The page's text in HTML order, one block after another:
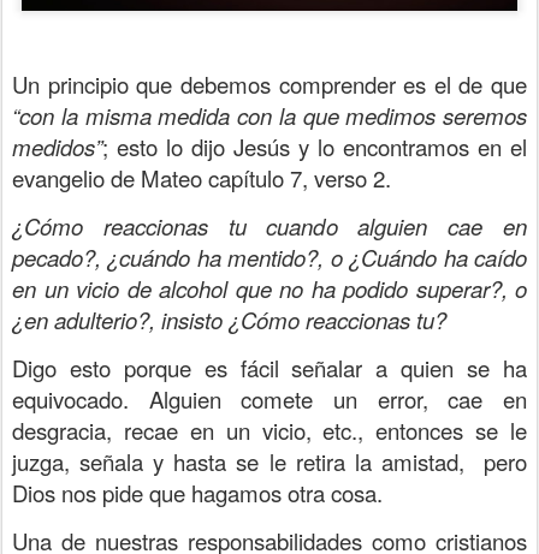
Un principio que debemos comprender es el de que
“con la misma medida con la que medimos seremos
medidos”; esto lo dijo Jesús y lo encontramos en el
evangelio de Mateo capítulo 7, verso 2.
¿Cómo reaccionas tu cuando alguien cae en
pecado?, ¿cuándo ha mentido?, o ¿Cuándo ha caído
en un vicio de alcohol que no ha podido superar?, o
¿en adulterio?, insisto ¿Cómo reaccionas tu?
Digo esto porque es fácil señalar a quien se ha
equivocado. Alguien comete un error, cae en
desgracia, recae en un vicio, etc., entonces se le
juzga, señala y hasta se le retira la amistad, pero
Dios nos pide que hagamos otra cosa.
Una de nuestras responsabilidades como cristianos